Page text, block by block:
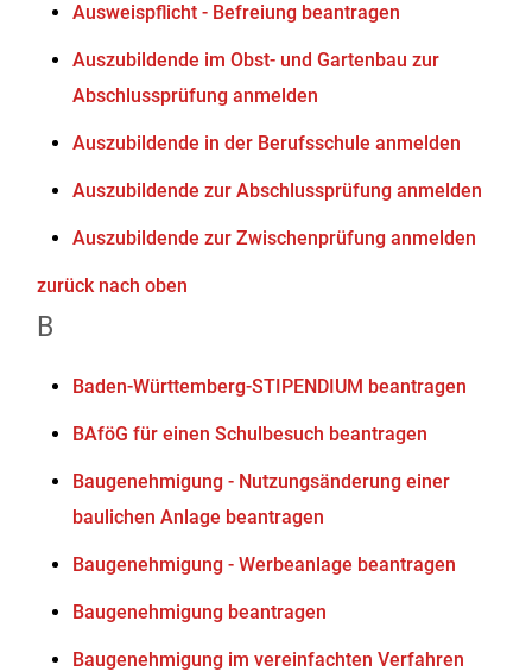
Ausweispflicht - Befreiung beantragen
Auszubildende im Obst- und Gartenbau zur
Abschlussprüfung anmelden
Auszubildende in der Berufsschule anmelden
Auszubildende zur Abschlussprüfung anmelden
Auszubildende zur Zwischenprüfung anmelden
zurück nach oben
B
Baden-Württemberg-STIPENDIUM beantragen
BAföG für einen Schulbesuch beantragen
Baugenehmigung - Nutzungsänderung einer
baulichen Anlage beantragen
Baugenehmigung - Werbeanlage beantragen
Baugenehmigung beantragen
Baugenehmigung im vereinfachten Verfahren